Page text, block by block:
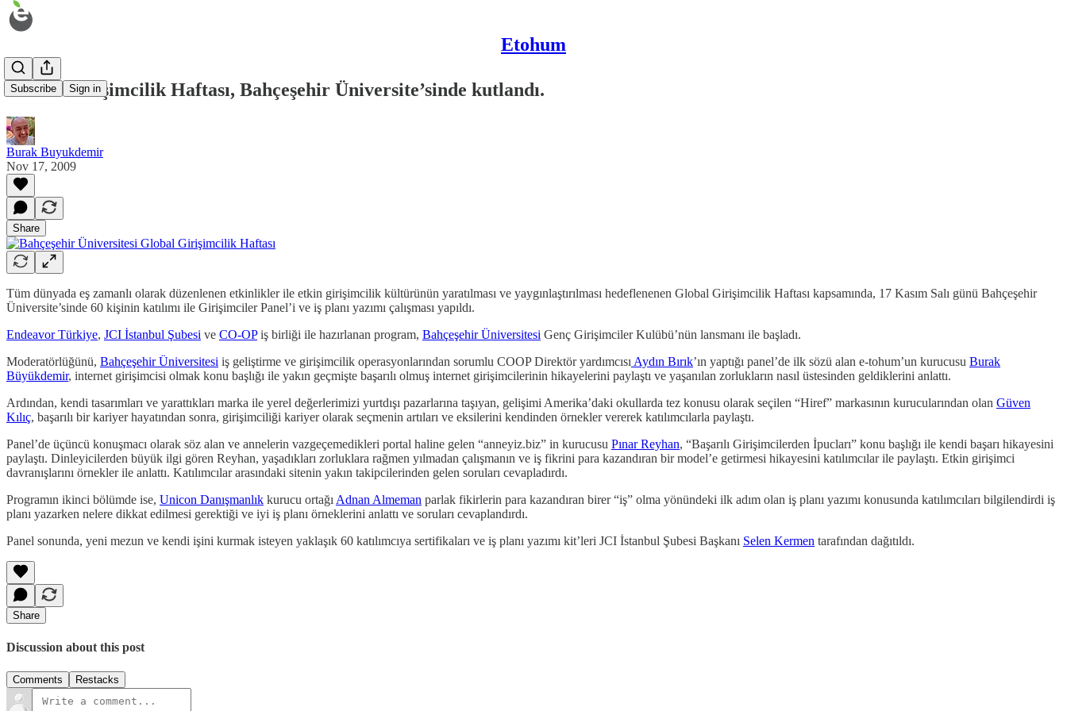
Etohum
Subscribe Sign in
Global Girişimcilik Haftası, Bahçeşehir Üniversite’sinde kutlandı.
Burak Buyukdemir
Nov 17, 2009
Share
Tüm dünyada eş zamanlı olarak düzenlenen etkinlikler ile etkin girişimcilik kültürünün yaratılması ve yaygınlaştırılması hedeflenenen Global Girişimcilik Haftası kapsamında, 17 Kasım Salı günü Bahçeşehir
Üniversite’sinde 60 kişinin katılımı ile Girişimciler Panel’i ve iş planı yazımı çalışması yapıldı.
Endeavor Türkiye, JCI İstanbul Şubesi ve CO-OPiş birliği ile hazırlanan program, Bahçeşehir Üniversitesi Genç Girişimciler Kulübü’nün lansmanı ile başladı.
Moderatörlüğünü, Bahçeşehir Üniversitesi iş geliştirme ve girişimcilik operasyonlarından sorumlu COOP Direktör yardımcısı Aydın Bırık’ın yaptığı panel’de ilk sözü alan e-tohum’un kurucusu Burak
Büyükdemir, internet girişimcisi olmak konu başlığı ile yakın geçmişte başarılı olmuş internet girişimcilerinin hikayelerini paylaştı ve yaşanılan zorlukların nasıl üstesinden geldiklerini anlattı.
Ardından, kendi tasarımları ve yarattıkları marka ile yerel değerlerimizi yurtdışı pazarlarına taşıyan, gelişimi Amerika’daki okullarda tez konusu olarak seçilen “Hiref” markasının kurucularından olan Güven
Kılıç, başarılı bir kariyer hayatından sonra, girişimciliği kariyer olarak seçmenin artıları ve eksilerini kendinden örnekler vererek katılımcılarla paylaştı.
Panel’de üçüncü konuşmacı olarak söz alan ve annelerin vazgeçemedikleri portal haline gelen “anneyiz.biz” in kurucusu Pınar Reyhan, “Başarılı Girişimcilerden İpucları” konu başlığı ile kendi başarı hikayesini
paylaştı. Dinleyicilerden büyük ilgi gören Reyhan, yaşadıkları zorluklara rağmen yılmadan çalışmanın ve iş fikrini para kazandıran bir model’e getirmesi hikayesini katılımcılar ile paylaştı. Etkin girişimci
davranışlarını örnekler ile anlattı. Katılımcılar arasındaki sitenin yakın takipcilerinden gelen soruları cevapladırdı.
Programın ikinci bölümde ise, Unicon Danışmanlık kurucu ortağı Adnan Almeman parlak fikirlerin para kazandıran birer “iş” olma yönündeki ilk adım olan iş planı yazımı konusunda katılımcıları bilgilendirdi iş
planı yazarken nelere dikkat edilmesi gerektiği ve iyi iş planı örneklerini anlattı ve soruları cevaplandırdı.
Panel sonunda, yeni mezun ve kendi işini kurmak isteyen yaklaşık 60 katılımcıya sertifikaları ve iş planı yazımı kit’leri JCI İstanbul Şubesi Başkanı Selen Kermen tarafından dağıtıldı.
Share
Discussion about this post
Comments Restacks